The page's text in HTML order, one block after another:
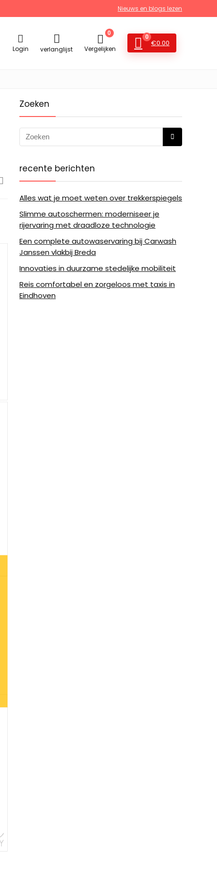
Nieuws en blogs lezen
Login verlanglijst
0
Vergelijken
0
€0.00
Zoeken
recente berichten
Alles wat je moet weten over trekkerspiegels
Slimme autoschermen: moderniseer je
rijervaring met draadloze technologie
Een complete autowaservaring bij Carwash
Janssen vlakbij Breda
Innovaties in duurzame stedelijke mobiliteit
Reis comfortabel en zorgeloos met taxis in
Eindhoven